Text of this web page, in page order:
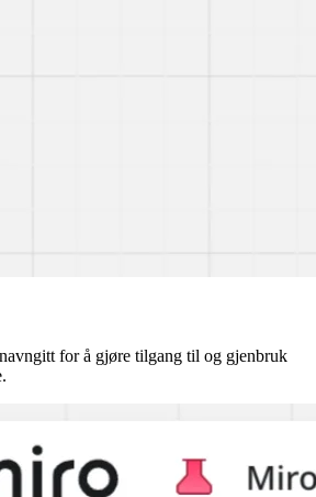
for å gjøre tilgang til og gjenbruk